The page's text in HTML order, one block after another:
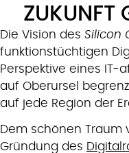
ZUKUNFT
Die Vision des Silicon
funktionstüchtigen
Perspektive eines IT-
auf Oberursel
auf jede Region der
Dem schönen Traum
Gründung des